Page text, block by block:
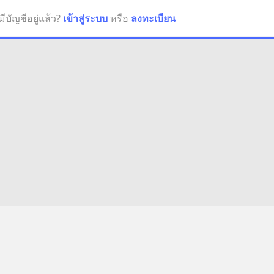
มีบัญชีอยู่แล้ว? เข้าสู่ระบบ หรือ ลงทะเบียน